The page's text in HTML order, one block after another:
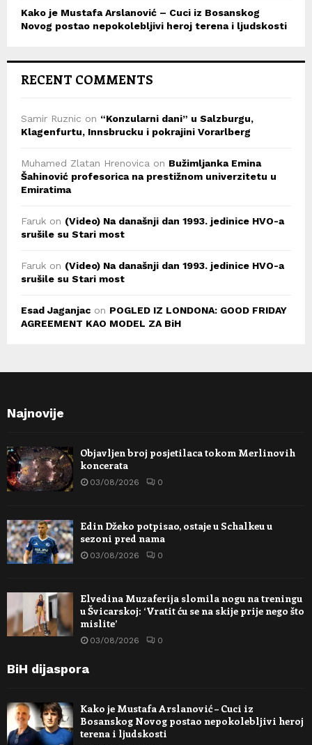
Kako je Mustafa Arslanović – Cuci iz Bosanskog
Novog postao nepokolebljivi heroj terena i ljudskosti
RECENT COMMENTS
Samir Ruznic on “Konzularni dani” u Salzburgu,
Klagenfurtu, Innsbrucku i pokrajini Vorarlberg
Muhamed Zlatan Hrenovica on Bužimljanka Emina
Šahinović profesorica na prestižnom univerzitetu u
Emiratima
Faruk on (Video) Na današnji dan 1993. jedinice HVO-a
srušile su Stari most
Faruk on (Video) Na današnji dan 1993. jedinice HVO-a
srušile su Stari most
Esad Jaganjac on POGLED IZ LONDONA: GOOD FRIDAY
AGREEMENT KAO MODEL ZA BiH
Najnovije
Objavljen broj posjetilaca tokom Merlinovih
koncerata
03/08/2026 0
Edin Džeko potpisao, ostaje u Schalkeu u
sezoni pred nama
03/08/2026 0
Elvedina Muzaferija slomila nogu na treningu
u Švicarskoj: ‘Vratit ću se na skije prije nego što
mislite’
03/08/2026 0
BiH dijaspora
Kako je Mustafa Arslanović – Cuci iz
Bosanskog Novog postao nepokolebljivi heroj
terena i ljudskosti